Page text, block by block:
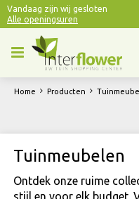
n
Home Producten
Vandaag zijn wij gesloten
Alle openingsuren
Tuinmeubelen
Ontdek onze ruime
stijl en voor elk budget.